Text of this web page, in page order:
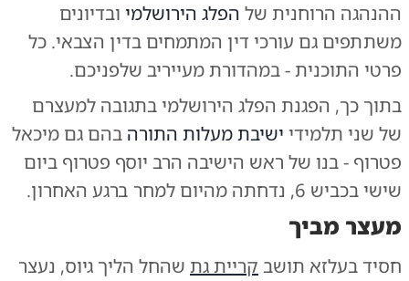
ההנהגה הרוחנית של הפלג הירושלמי ובדיונים
משתתפים גם עורכי דין המתמחים בדין הצבאי. כל
פרטי התוכנית - במהדורת מעייריב שלפניכם.
בתוך כך, הפגנת הפלג הירושלמי בתגובה למעצרם
של שני תלמידי ישיבת מעלות התורה בהם גם מיכאל
פטרוף - בנו של ראש הישיבה הרב יוסף פטרוף ביום
שישי בכביש 6, נדחתה מהיום למחר ברגע האחרון.
מעצר מביך
חסיד בעלזא תושב קריית גת שהחל הליך גיוס, נעצר